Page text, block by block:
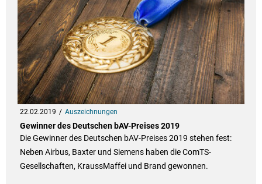
22.02.2019 Auszeichnungen
Gewinner des Deutschen bAV-Preises 2019
Die Gewinner des Deutschen bAV-Preises 2019 stehen fest:
Neben Airbus, Baxter und Siemens haben die ComTS-
Gesellschaften, KraussMaffei und Brand gewonnen.